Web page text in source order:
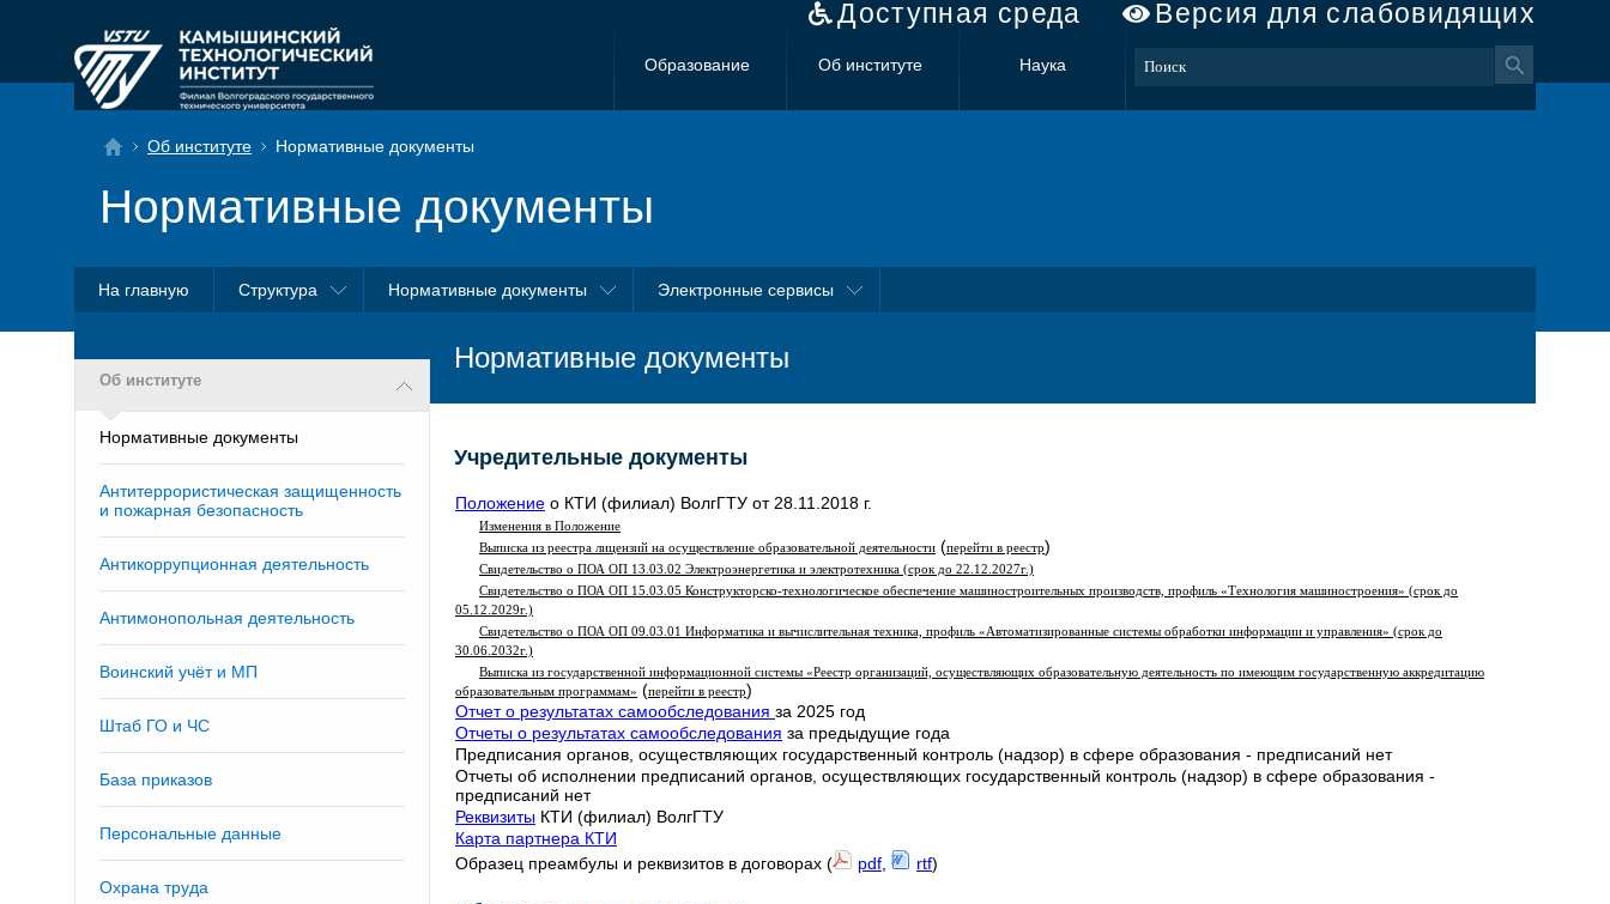
Доступная среда Версия для слабовидящих
Образование Об институте Наука
Об институте Нормативные документы
Нормативные документы
На главную Структура Нормативные документы Электронные сервисы
Об институте
Нормативные документы
Антитеррористическая защищенность
и пожарная безопасность
Антикоррупционная деятельность
Антимонопольная деятельность
Воинский учёт и МП
Штаб ГО и ЧС
База приказов
Персональные данные
Охрана труда
Нормативные документы
Учредительные документы
Положение о КТИ (филиал) ВолгГТУ от 28.11.2018 г.
Изменения в Положение
Выписка из реестра лицензий на осуществление образовательной деятельности (перейти в реестр)
Свидетельство о ПОА ОП 13.03.02 Электроэнергетика и электротехника (срок до 22.12.2027г.)
Свидетельство о ПОА ОП 15.03.05 Конструкторско-технологическое обеспечение машиностроительных производств, профиль «Технология машиностроения» (срок до
05.12.2029г.)
Свидетельство о ПОА ОП 09.03.01 Информатика и вычислительная техника, профиль «Автоматизированные системы обработки информации и управления» (срок до
30.06.2032г.)
Выписка из государственной информационной системы «Реестр организаций, осуществляющих образовательную деятельность по имеющим государственную аккредитацию
образовательным программам» (перейти в реестр)
Отчет о результатах самообследования за 2025 год
Отчеты о результатах самообследования за предыдущие года
Предписания органов, осуществляющих государственный контроль (надзор) в сфере образования - предписаний нет
Отчеты об исполнении предписаний органов, осуществляющих государственный контроль (надзор) в сфере образования -
предписаний нет
Реквизиты КТИ (филиал) ВолгГТУ
Карта партнера КТИ
Образец преамбулы и реквизитов в договорах (
pdf rtf)